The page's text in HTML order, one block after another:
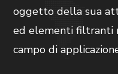
oggetto della sua
ed elementi filtranti
campo di